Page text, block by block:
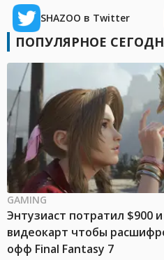
SHAZOO в Twitter
ПОПУЛЯРНОЕ
GAMING
Энтузиаст потратил $900
видеокарт чтобы
офф Final Fantasy 7